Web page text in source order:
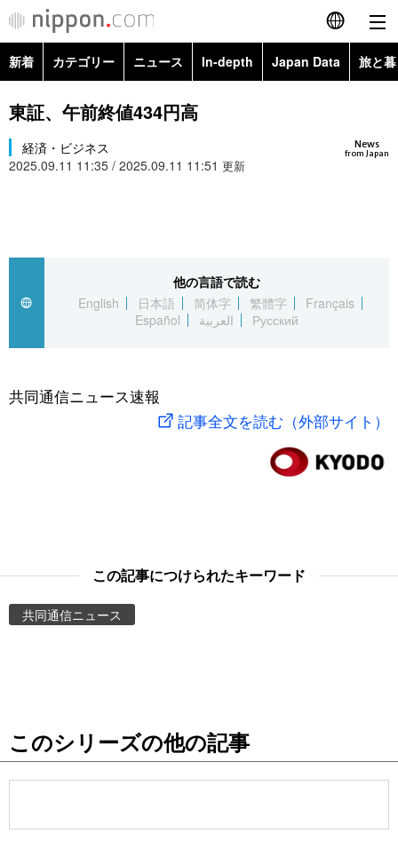
English
カテゴリー
スポーツ・東京2020
Topics
Images
お知らせ
公式SNS
新着 カテゴリー ニュース In-depth Japan Data 旅と
政治・外交
経済・ビジネス Images
東証、午前終値434円高
News
from Japan
経済・ビジネス
2025.09.11 11:35 / 2025.09.11 11:51 更新
他の言語で読む
English
日本語 简体字 繁體字
Français
Español
العربية Русский
共同通信ニュース速報
記事全文を読む（外部サイト）
この記事につけられたキーワード
共同通信ニュース
このシリーズの他の記事